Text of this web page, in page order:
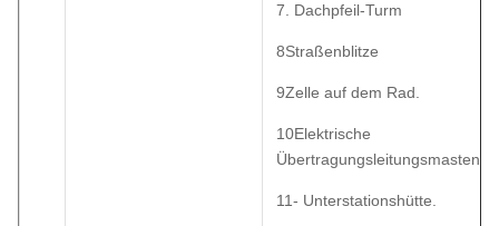
7. Dachpfeil-Turm
8Straßenblitze
9Zelle auf dem Rad.
10Elektrische
Übertragungsleitungsmasten
11- Unterstationshütte.